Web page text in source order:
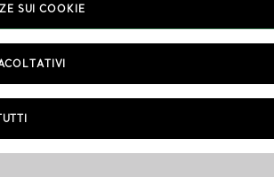
Aggiungi un tocco speciale al tuo
SUI COOKIE